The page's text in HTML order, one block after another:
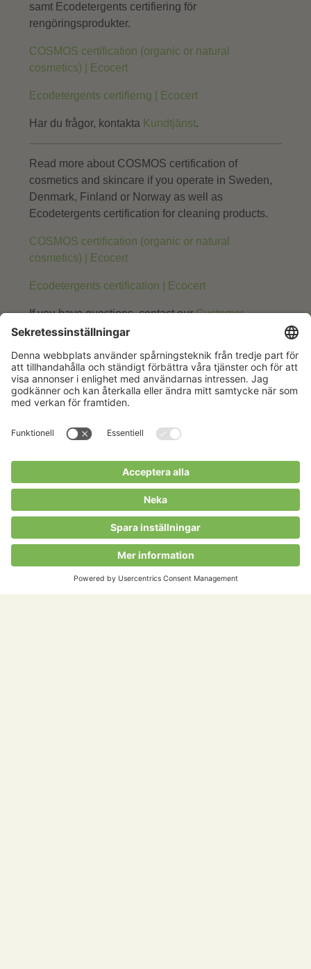
samt Ecodetergents certifiering för
rengöringsprodukter.
COSMOS certification (organic or natural
cosmetics) | Ecocert
Ecodetergents certifierng | Ecocert
Har du frågor, kontakta Kundtjänst.
Read more about COSMOS certification of
cosmetics and skincare if you operate in Sweden,
Denmark, Finland or Norway as well as
Ecodetergents certification for cleaning products.
COSMOS certification (organic or natural
cosmetics) | Ecocert
Ecodetergents certification | Ecocert
If you have questions, contact ourCustomer
Service.
Bild/Picture: ©Ecocert Group
Copyright © HS Certifiering AB 2024